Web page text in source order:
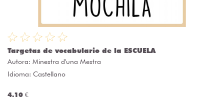
Targetas de vocabulario de la ESCUELA
Autora: Minestra d'una Mestra
Idioma: Castellano
4.10 €